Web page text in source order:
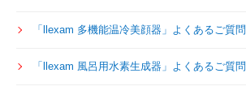
「llexam 多機能温冷美顔器」よくあるご質問
「llexam 風呂用水素生成器」よくあるご質問